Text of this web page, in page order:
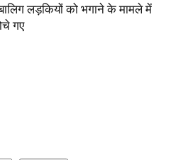
लड़कियों को भगाने के मामले में
गए